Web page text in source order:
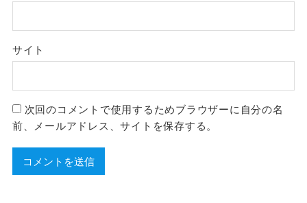
サイト
次回のコメントで使用するためブラウザーに自分の名
前、メールアドレス、サイトを保存する。